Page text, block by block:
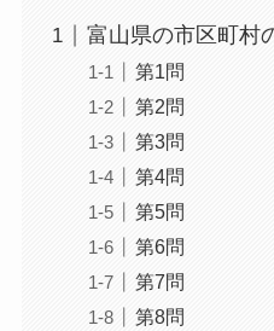
富山県の市区町村
第1問
第2問
第3問
第4問
第5問
第6問
第7問
第8問